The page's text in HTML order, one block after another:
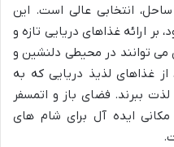
ساحل، انتخابی عالی است. این
بر ارائه غذاهای دریایی تازه و
می توانند در محیطی دلنشین و
غذاهای لذیذ دریایی که به
ببرند. فضای باز و اتمسفر
مکانی ایده آل برای شام های